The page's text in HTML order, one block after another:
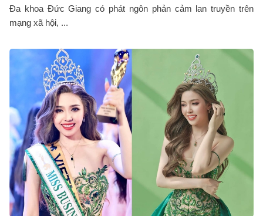
Đa khoa Đức Giang có phát ngôn phản cảm lan truyền trên
mạng xã hội, ...